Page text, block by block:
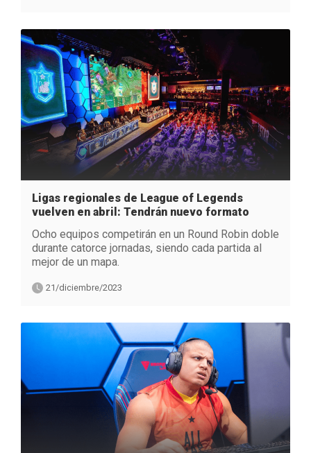
Ligas regionales de League of Legends
vuelven en abril: Tendrán nuevo formato
Ocho equipos competirán en un Round Robin doble
durante catorce jornadas, siendo cada partida al
mejor de un mapa.
21/diciembre/2023